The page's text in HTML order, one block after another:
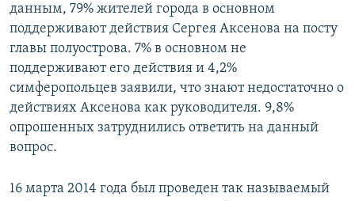
данным, 79% жителей города в основном
поддерживают действия Сергея Аксенова на посту
главы полуострова. 7% в основном не
поддерживают его действия и 4,2%
симферопольцев заявили, что знают недостаточно о
действиях Аксенова как руководителя. 9,8%
опрошенных затруднились ответить на данный
вопрос.
16 марта 2014 года был проведен так называемый